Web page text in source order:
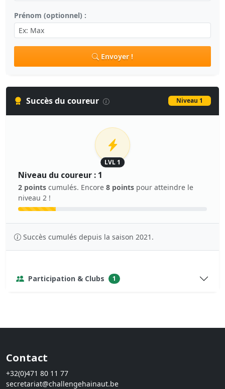
Prénom (optionnel) :
Envoyer !
Succès du coureur Niveau 1
LVL 1
Niveau du coureur : 1
2 points cumulés. Encore 8 points pour atteindre le
niveau 2 !
Succès cumulés depuis la saison 2021.
Participation & Clubs 1
Contact
+32(0)471 80 11 77
secretariat@challengehainaut.be